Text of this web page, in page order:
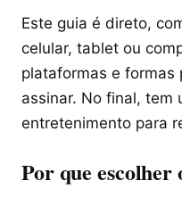
Este guia é direto,
celular, tablet ou
plataformas e formas
assinar. No final, tem
entretenimento para
Por que escolher